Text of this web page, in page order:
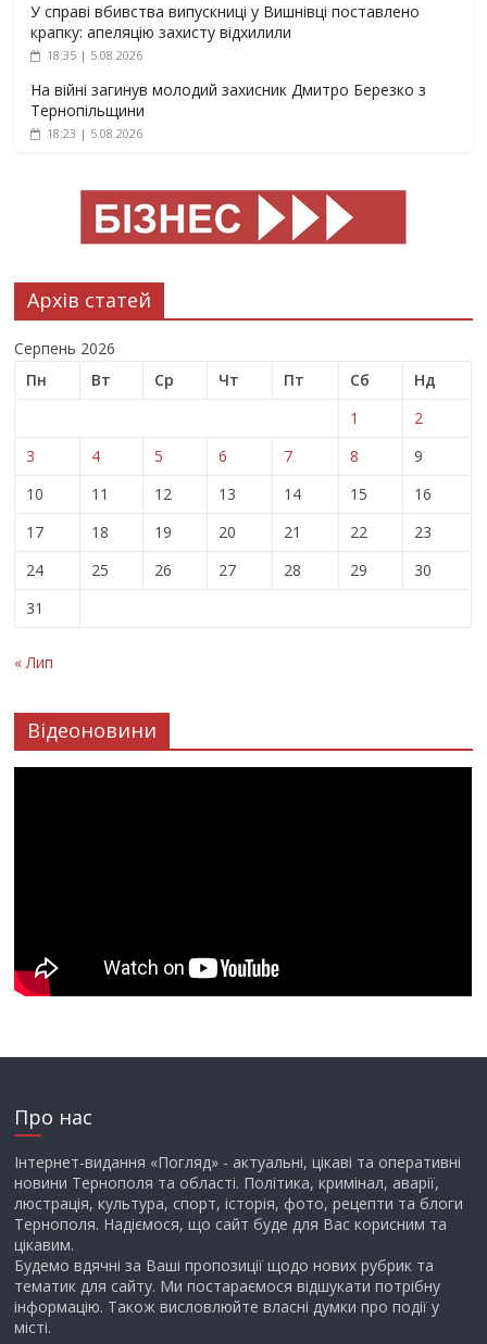
У справі вбивства випускниці у Вишнівці поставлено
крапку: апеляцію захисту відхилили
18:35 | 5.08.2026
На війні загинув молодий захисник Дмитро Березко з
Тернопільщини
18:23 | 5.08.2026
Архів статей
Серпень 2026
Пн
Вт Ср Чт Пт Сб
Нд
1
2
3
4 5 6 7 8
9
10
11 12 13 14 15
16
17
18 19 20 21 22
23
24
25 26 27 28 29
30
31
« Лип
Відеоновини
Про нас
Інтернет-видання «Погляд» - актуальні, цікаві та оперативні
новини Тернополя та області. Політика, кримінал, аварії,
люстрація, культура, спорт, історія, фото, рецепти та блоги
Тернополя. Надіємося, що сайт буде для Вас корисним та
цікавим.
Будемо вдячні за Ваші пропозиції щодо нових рубрик та
тематик для сайту. Ми постараємося відшукати потрібну
інформацію. Також висловлюйте власні думки про події у
місті.